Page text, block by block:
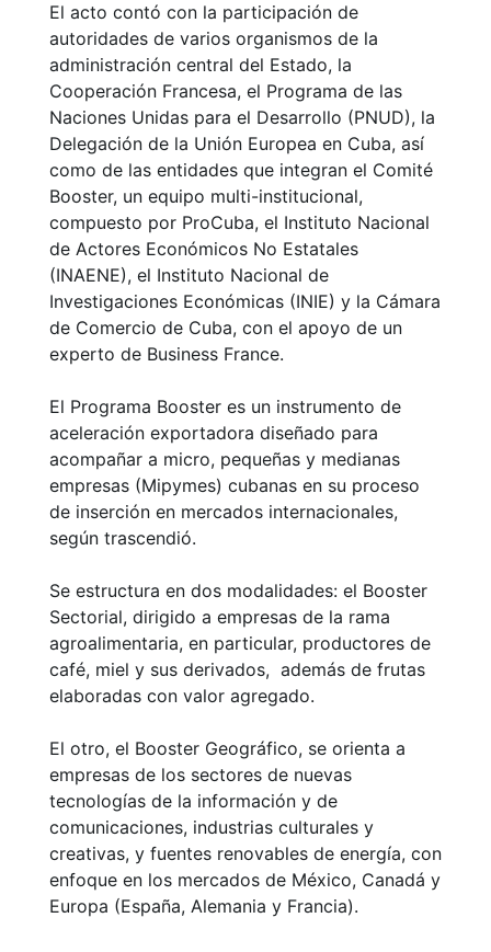
El acto contó con la participación de
autoridades de varios organismos de la
administración central del Estado, la
Cooperación Francesa, el Programa de las
Naciones Unidas para el Desarrollo (PNUD), la
Delegación de la Unión Europea en Cuba, así
como de las entidades que integran el Comité
Booster, un equipo multi-institucional,
compuesto por ProCuba, el Instituto Nacional
de Actores Económicos No Estatales
(INAENE), el Instituto Nacional de
Investigaciones Económicas (INIE) y la Cámara
de Comercio de Cuba, con el apoyo de un
experto de Business France.
El Programa Booster es un instrumento de
aceleración exportadora diseñado para
acompañar a micro, pequeñas y medianas
empresas (Mipymes) cubanas en su proceso
de inserción en mercados internacionales,
según trascendió.
Se estructura en dos modalidades: el Booster
Sectorial, dirigido a empresas de la rama
agroalimentaria, en particular, productores de
café, miel y sus derivados, además de frutas
elaboradas con valor agregado.
El otro, el Booster Geográfico, se orienta a
empresas de los sectores de nuevas
tecnologías de la información y de
comunicaciones, industrias culturales y
creativas, y fuentes renovables de energía, con
enfoque en los mercados de México, Canadá y
Europa (España, Alemania y Francia).